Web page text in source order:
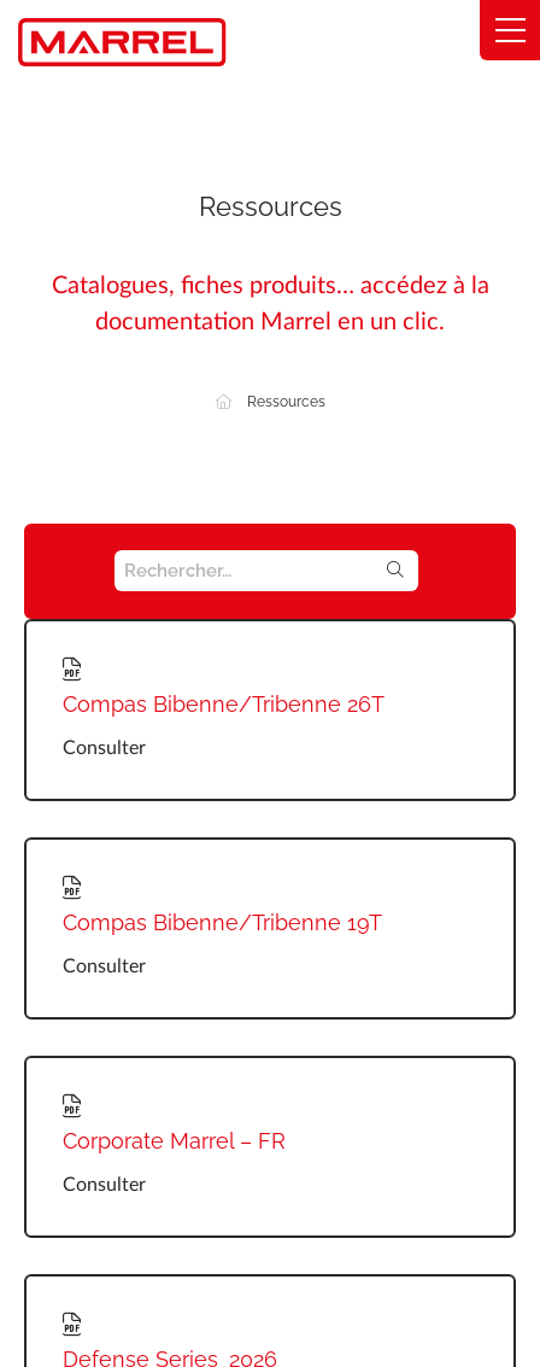
Panneau de gestion des cookies
Ressources
Catalogues, fiches produits… accédez à la
documentation Marrel en un clic.
Ressources
SEARCH FOR:
Compas Bibenne/Tribenne 26T
Consulter
Compas Bibenne/Tribenne 19T
Consulter
Corporate Marrel – FR
Consulter
Defense Series_2026
Engagements
Actualités
FAQ